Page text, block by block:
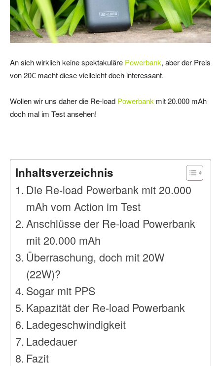
An sich wirklich keine spektakuläre Powerbank, aber der Preis
von 20€ macht diese vielleicht doch interessant.
Wollen wir uns daher die Re-load Powerbank mit 20.000 mAh
doch mal im Test ansehen!
Inhaltsverzeichnis
Die Re-load Powerbank mit 20.000
mAh vom Action im Test
Anschlüsse der Re-load Powerbank
mit 20.000 mAh
Überraschung, doch mit 20W
(22W)?
Sogar mit PPS
Kapazität der Re-load Powerbank
Ladegeschwindigkeit
Ladedauer
Fazit